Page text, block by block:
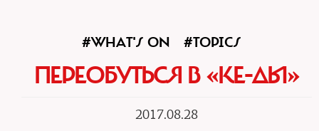
#WHAT'S ON #TOPICS
ПЕРЕОБУТЬСЯ В «КЕ-ДЫ»
2017.08.28